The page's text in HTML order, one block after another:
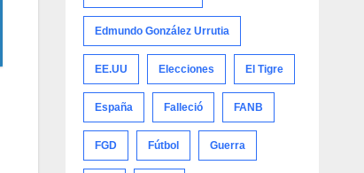
Edmundo González Urrutia
EE.UU Elecciones El Tigre
España Falleció FANB
FGD Fútbol Guerra